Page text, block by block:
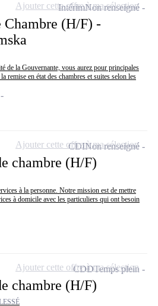
Chambre (H/F) -
de la Gouvernante, vous aurez pour principales
remise en état des chambres et suites selon les
IntérimNon renseigné
Ajouter cette offre à ma sélection
chambre (H/F)
à la personne. Notre mission est de mettre
à domicile avec les particuliers qui ont besoin
CDINon renseigné
Ajouter cette offre à ma sélection
chambre (H/F)
CDDTemps plein
Ajouter cette offre à ma sélection